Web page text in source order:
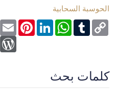
الحوسبة السحابية
PinterestLinkedIn
WhatsAppTumblr Copy
Link
كلمات بحث